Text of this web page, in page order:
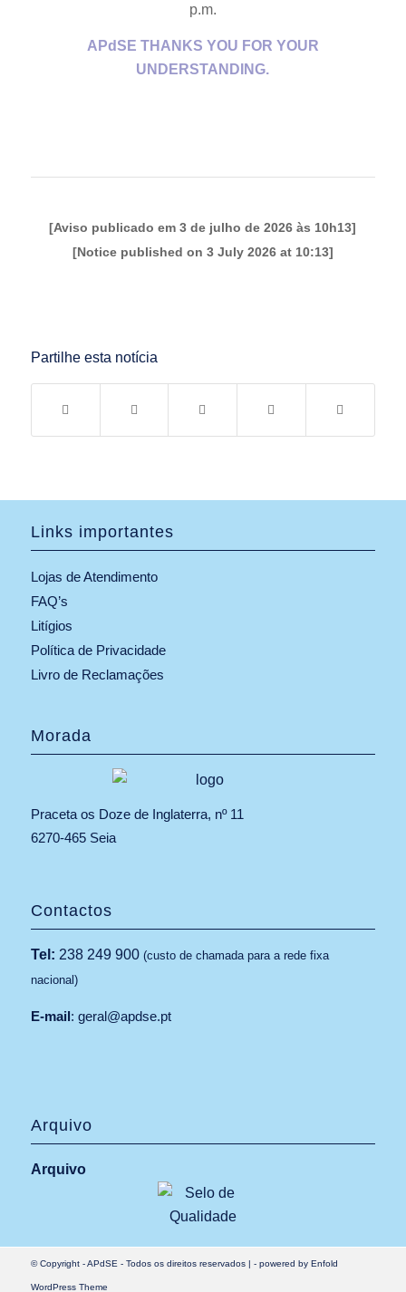
p.m.
APdSE THANKS YOU FOR YOUR
UNDERSTANDING.
[Aviso publicado em 3 de julho de 2026 às 10h13]
[Notice published on 3 July 2026 at 10:13]
Partilhe esta notícia
Links importantes
Lojas de Atendimento
FAQ’s
Litígios
Política de Privacidade
Livro de Reclamações
Morada
Praceta os Doze de Inglaterra, nº 11
6270-465 Seia
Contactos
Tel: 238 249 900(custo de chamada para a rede fixa
nacional)
E-mail: geral@apdse.pt
Arquivo
Arquivo
© Copyright -APdSE - Todos os direitos reservados | - powered by Enfold
WordPress Theme